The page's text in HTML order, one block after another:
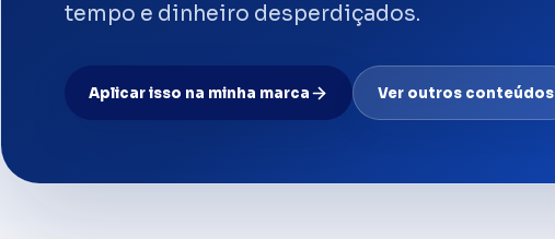
tempo e dinheiro desperdiçados.
Aplicar isso na minha marca Ver outros conteúdos